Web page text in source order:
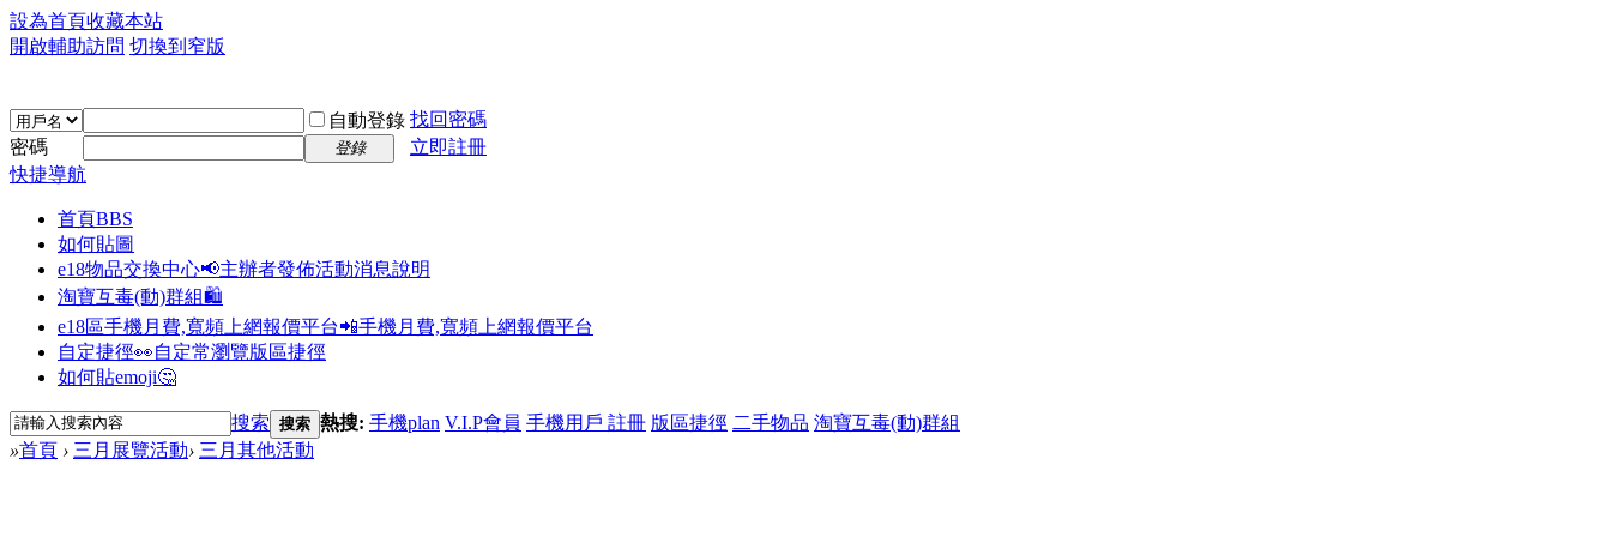
設為首頁收藏本站
開啟輔助訪問 切換到窄版
自動登錄 找回密碼
密碼
登錄
立即註冊
快捷導航
首頁BBS
如何貼圖
e18物品交換中心📢主辦者發佈活動消息說明
淘寶互毒(動)群組🛍️
e18區手機月費,寬頻上網報價平台📲手機月費,寬頻上網報價平台
自定捷徑👀自定常瀏覽版區捷徑
如何貼emoji🤔
搜索 搜索 熱搜: 手機plan V.I.P會員 手機用戶 註冊 版區捷徑 二手物品 淘寶互毒(動)群組
»首頁 › 三月展覽活動› 三月其他活動